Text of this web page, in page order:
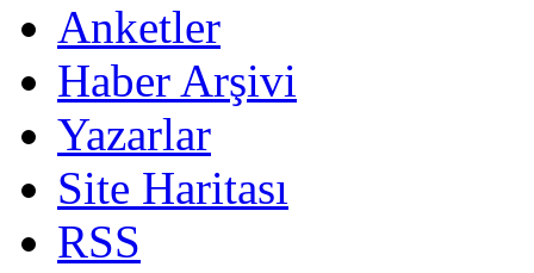
Anketler
Haber Arşivi
Yazarlar
Site Haritası
RSS